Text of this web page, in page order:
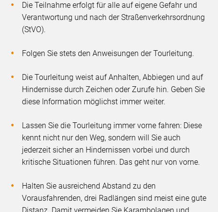
Die Teilnahme erfolgt für alle auf eigene Gefahr und
Verantwortung und nach der Straßenverkehrsordnung
(StVO).
Folgen Sie stets den Anweisungen der Tourleitung.
Die Tourleitung weist auf Anhalten, Abbiegen und auf
Hindernisse durch Zeichen oder Zurufe hin. Geben Sie
diese Information möglichst immer weiter.
Lassen Sie die Tourleitung immer vorne fahren: Diese
kennt nicht nur den Weg, sondern will Sie auch
jederzeit sicher an Hindernissen vorbei und durch
kritische Situationen führen. Das geht nur von vorne.
Halten Sie ausreichend Abstand zu den
Vorausfahrenden, drei Radlängen sind meist eine gute